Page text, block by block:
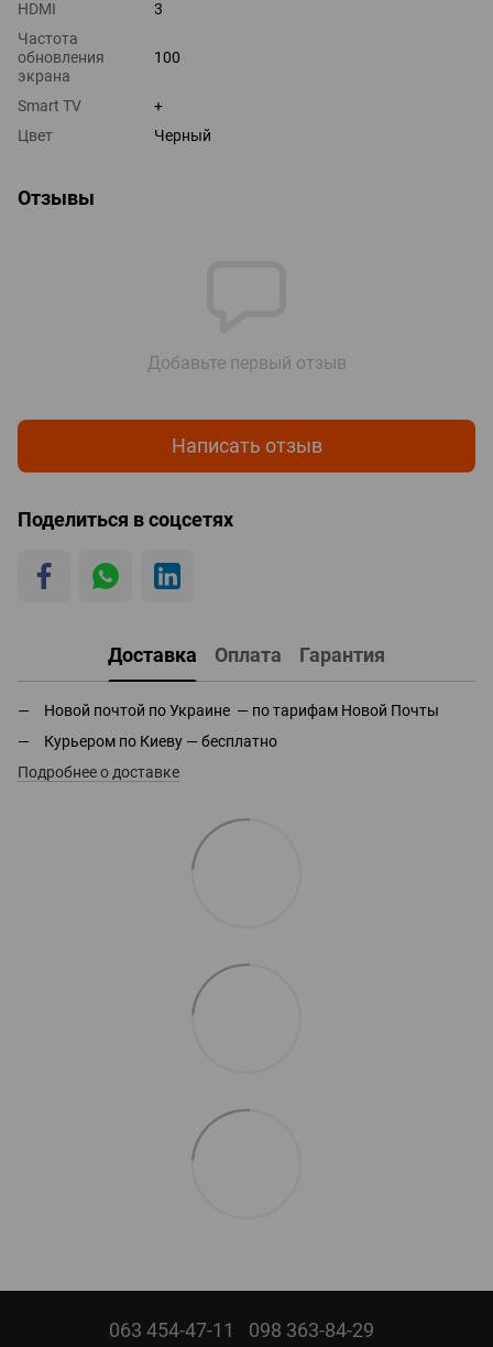
HDMI
3
Частота
обновления
экрана
100
Smart TV
+
Цвет
Черный
Отзывы
Добавьте первый отзыв
Написать отзыв
Поделиться в соцсетях
Доставка Оплата Гарантия
Новой почтой по Украине — по тарифам Новой Почты
Курьером по Киеву — бесплатно
Подробнее о доставке
063 454-47-11 098 363-84-29